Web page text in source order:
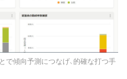
で傾向予測につなげ、的確な打つ手